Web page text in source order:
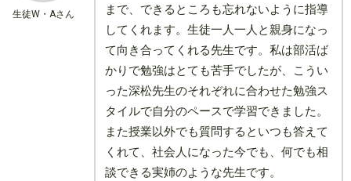
生徒W・Aさん
まで、できるところも忘れないように指導
してくれます。生徒一人一人と親身になっ
て向き合ってくれる先生です。私は部活ば
かりで勉強はとても苦手でしたが、こうい
った深松先生のそれぞれに合わせた勉強ス
タイルで自分のペースで学習できました。
また授業以外でも質問するといつも答えて
くれて、社会人になった今でも、何でも相
談できる実姉のような先生です。